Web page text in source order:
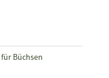
für Büchsen